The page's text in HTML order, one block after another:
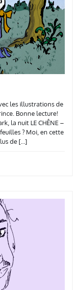
les illustrations de
Bonne lecture!
la nuit LE CHÊNE –
? Moi, en cette
de […]